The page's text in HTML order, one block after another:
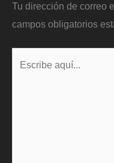
Tu dirección de correo
campos obligatorios